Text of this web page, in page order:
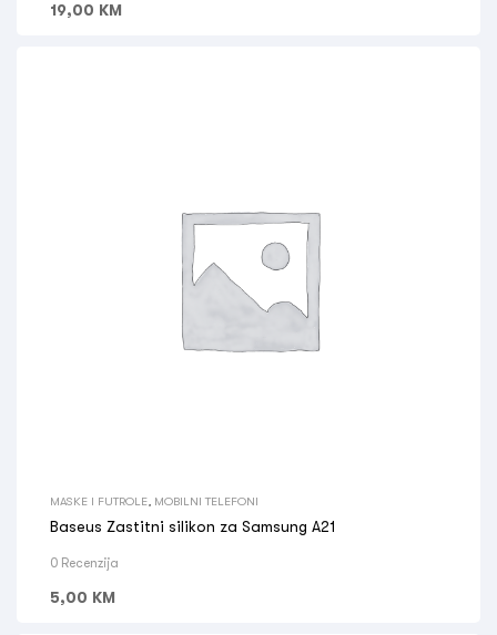
19,00 KM
MASKE I FUTROLE MOBILNI TELEFONI
Baseus Zastitni silikon za Samsung A21
0 Recenzija
5,00 KM